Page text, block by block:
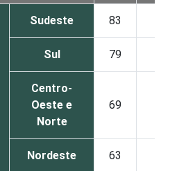
Sudeste 83
Sul 79
Centro-
Oeste e
Norte
69
Nordeste 63